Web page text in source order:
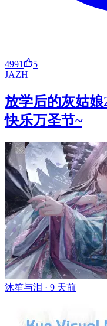
4991
5
JAZH
放学后的灰姑
快乐万圣节~
沐笙与泪 · 9 天前